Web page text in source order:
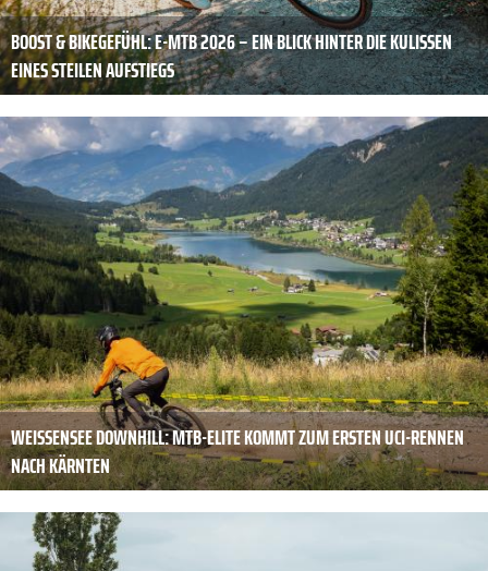
BOOST & BIKEGEFÜHL: E-MTB 2026 – EIN BLICK HINTER DIE KULISSEN
EINES STEILEN AUFSTIEGS
WEISSENSEE DOWNHILL: MTB-ELITE KOMMT ZUM ERSTEN UCI-RENNEN
NACH KÄRNTEN